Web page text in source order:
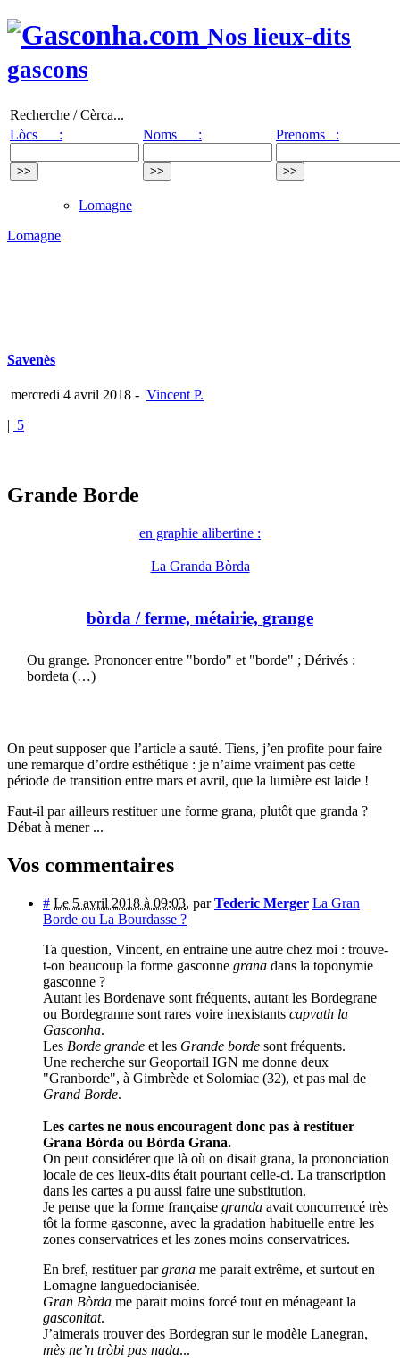
Nos lieux-dits
gascons
Recherche / Cèrca...
Lòcs :
Noms : Prenoms :
Lomagne
Lomagne
Savenès
mercredi 4 avril 2018 - Vincent P.
| 5
Grande Borde
en graphie alibertine :
La Granda Bòrda
bòrda / ferme, métairie, grange
Ou grange. Prononcer entre "bordo" et "borde" ; Dérivés :
bordeta (…)
On peut supposer que l’article a sauté. Tiens, j’en profite pour faire
une remarque d’ordre esthétique : je n’aime vraiment pas cette
période de transition entre mars et avril, que la lumière est laide !
Faut-il par ailleurs restituer une forme grana, plutôt que granda ?
Débat à mener ...
Vos commentaires
# Le 5 avril 2018 à 09:03, parTederic Merger La Gran
Borde ou La Bourdasse ?
Ta question, Vincent, en entraine une autre chez moi : trouve-
t-on beaucoup la forme gasconne grana dans la toponymie
gasconne ?
Autant les Bordenave sont fréquents, autant les Bordegrane
ou Bordegranne sont rares voire inexistants capvath la
Gasconha.
Les Borde grande et les Grande borde sont fréquents.
Une recherche sur Geoportail IGN me donne deux
"Granborde", à Gimbrède et Solomiac (32), et pas mal de
Grand Borde.
Les cartes ne nous encouragent donc pas à restituer
Grana Bòrda ou Bòrda Grana.
On peut considérer que là où on disait grana, la prononciation
locale de ces lieux-dits était pourtant celle-ci. La transcription
dans les cartes a pu aussi faire une substitution.
Je pense que la forme française granda avait concurrencé très
tôt la forme gasconne, avec la gradation habituelle entre les
zones conservatrices et les zones moins conservatrices.
En bref, restituer pargrana me parait extrême, et surtout en
Lomagne languedocianisée.
Gran Bòrda me parait moins forcé tout en ménageant la
gasconitat.
J’aimerais trouver des Bordegran sur le modèle Lanegran,
mès ne’n tròbi pas nada...